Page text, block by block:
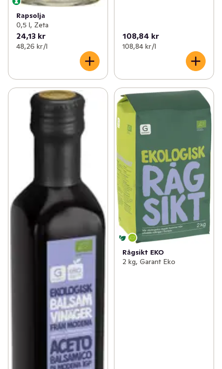
Rapsolja
0,5 l, Zeta
24,13 kr
48,26 kr /l
108,84 kr
108,84 kr /l
Rågsikt EKO
2 kg, Garant Eko